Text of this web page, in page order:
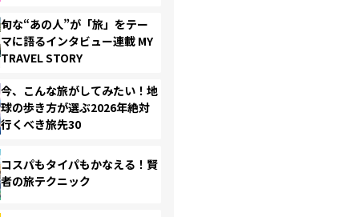
旬な“あの人”が「旅」をテー
マに語るインタビュー連載 MY
TRAVEL STORY
今、こんな旅がしてみたい！地
球の歩き方が選ぶ2026年絶対
行くべき旅先30
コスパもタイパもかなえる！賢
者の旅テクニック